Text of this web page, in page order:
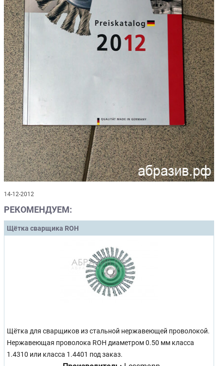
14-12-2012
РЕКОМЕНДУЕМ:
Щётка сварщика ROH
Щётка для сварщиков из стальной нержавеющей проволокой.
Нержавеющая проволока ROH диаметром 0.50 мм класса
1.4310 или класса 1.4401 под заказ.